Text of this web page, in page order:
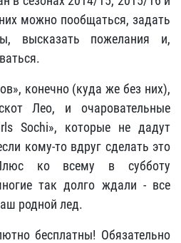
можно пообщаться, задать
высказать пожелания и,
конечно (куда же без них),
Лео, и очаровательные
Sochi», которые не дадут
кому-то вдруг сделать это
ко всему в субботу
так долго ждали - все
родной лед.
бесплатны! Обязательно